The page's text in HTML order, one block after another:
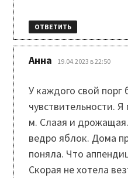
ОТВЕТИТЬ
Анна 19.04.2023 в 22:50
У каждого свой порг
чувствительности.
м. Слаая и
ведро яблок. Дома
поняла. Что
Скорая не хотела